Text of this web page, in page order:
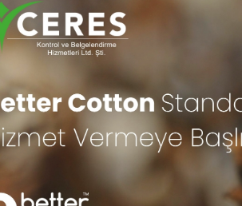
OCS GEREKLILIKLERI HAKKINDA